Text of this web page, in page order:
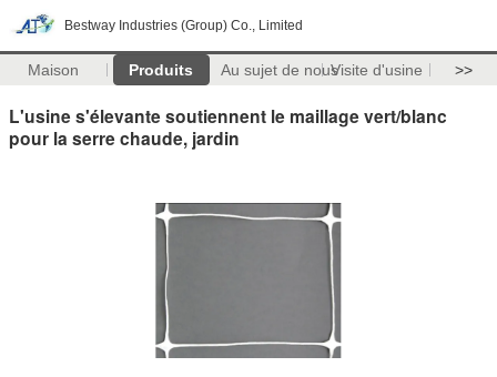
Bestway Industries (Group) Co., Limited
Maison Produits Au sujet de nousVisite d'usine >>
L'usine s'élevante soutiennent le maillage vert/blanc
pour la serre chaude, jardin